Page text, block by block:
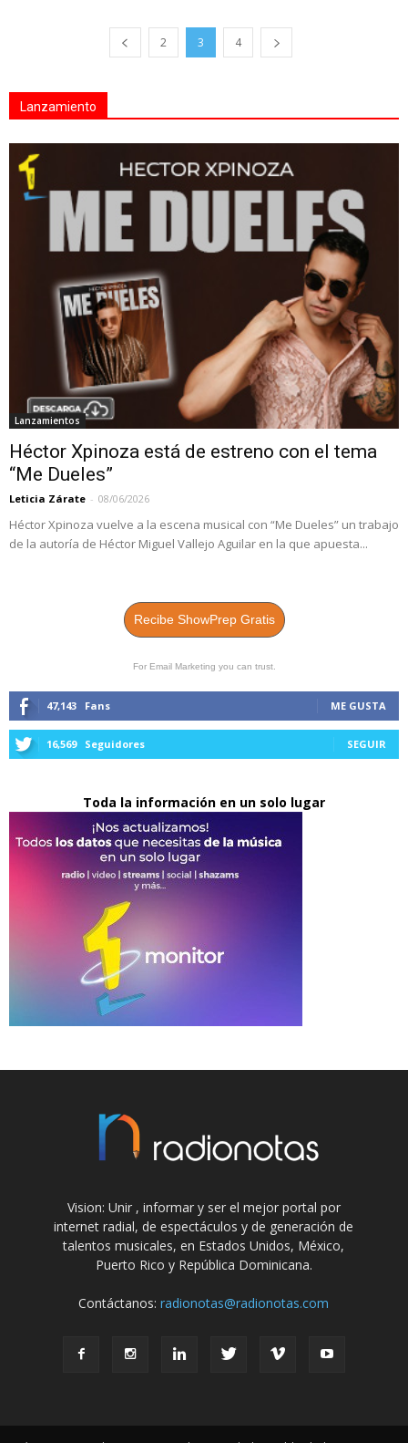
2 3 4
Lanzamiento
Lanzamientos
Héctor Xpinoza está de estreno con el tema
“Me Dueles”
Leticia Zárate - 08/06/2026
Héctor Xpinoza vuelve a la escena musical con “Me Dueles” un trabajo
de la autoría de Héctor Miguel Vallejo Aguilar en la que apuesta...
Recibe ShowPrep Gratis
For Email Marketing you can trust.
47,143 Fans ME GUSTA
16,569 Seguidores SEGUIR
Toda la información en un solo lugar
Vision: Unir , informar y ser el mejor portal por
internet radial, de espectáculos y de generación de
talentos musicales, en Estados Unidos, México,
Puerto Rico y República Dominicana.
Contáctanos:radionotas@radionotas.com